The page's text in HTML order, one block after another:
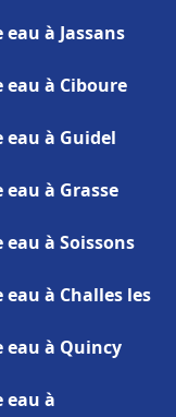
à Jassans
à Ciboure
à Guidel
à Grasse
à Soissons
à Challes les
à Quincy
à